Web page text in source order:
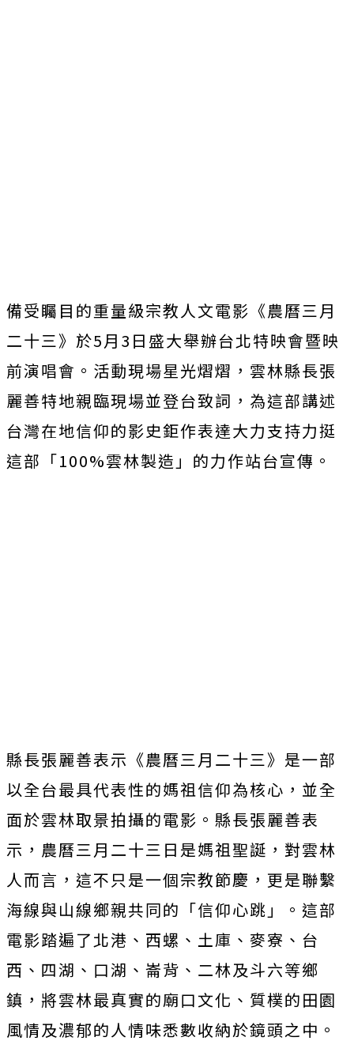
備受矚目的重量級宗教人文電影《農曆三月
二十三》於5月3日盛大舉辦台北特映會暨映
前演唱會。活動現場星光熠熠， 雲林縣長張
麗善特地親臨現場並登台致詞， 為這部講述
台灣在地信仰的影史鉅作表達大力支持力挺
這部「100%雲林製造」的力作站台宣傳。
縣長張麗善表示《農曆三月二十三》 是一部
以全台最具代表性的媽祖信仰為核心， 並全
面於雲林取景拍攝的電影。縣長張麗善表
示， 農曆三月二十三日是媽祖聖誕，對雲林
人而言， 這不只是一個宗教節慶，更是聯繫
海線與山線鄉親共同的「信仰心跳」。這部
電影踏遍了北港、西螺、土庫、麥寮、台
西、 四湖、口湖、崙背、二林及斗六等鄉
鎮，將雲林最真實的廟口文化、 質樸的田園
風情及濃郁的人情味悉數收納於鏡頭之中。